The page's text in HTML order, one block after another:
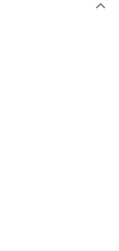
付方式。 讓您購物簡單